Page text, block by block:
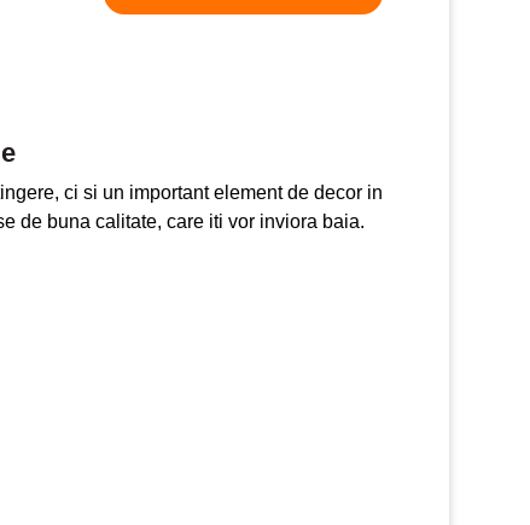
ci si un important element de decor in
de buna calitate, care iti vor inviora baia.